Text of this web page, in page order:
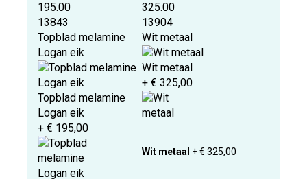
195.00
13843
Topblad melamine
Logan eik
Topblad melamine
Logan eik
+ € 195,00
325.00
13904
Wit metaal
Wit metaal
+ € 325,00
Wit metaal + € 325,00